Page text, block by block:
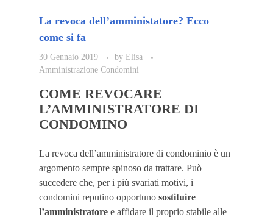
La revoca dell’amministatore? Ecco
come si fa
30 Gennaio 2019 by Elisa
Amministrazione Condomini
COME REVOCARE
L’AMMINISTRATORE DI
CONDOMINO
La revoca dell’amministratore di condominio è un
argomento sempre spinoso da trattare. Può
succedere che, per i più svariati motivi, i
condomini reputino opportuno sostituire
l’amministratore e affidare il proprio stabile alle